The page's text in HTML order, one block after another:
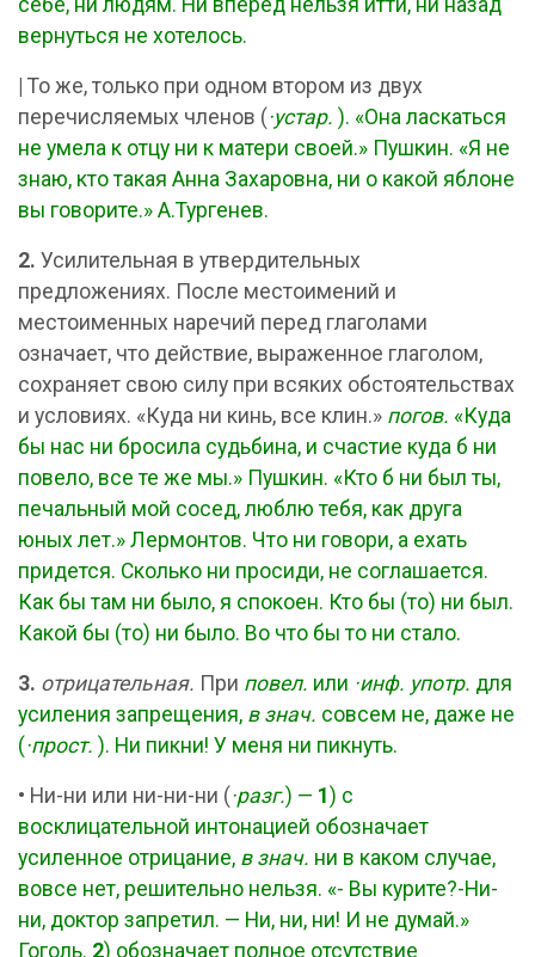
себе, ни людям. Ни вперед нельзя итти, ни назад
вернуться не хотелось.
То же, только при одном втором из двух
перечисляемых членов ( ·устар. ). «Она ласкаться
не умела к отцу ни к матери своей.» Пушкин. «Я не
знаю, кто такая Анна Захаровна, ни о какой яблоне
вы говорите.» А.Тургенев.
2. Усилительная в утвердительных
предложениях. После местоимений и
местоименных наречий перед глаголами
означает, что действие, выраженное глаголом,
сохраняет свою силу при всяких обстоятельствах
и условиях. «Куда ни кинь, все клин.» погов. «Куда
бы нас ни бросила судьбина, и счастие куда б ни
повело, все те же мы.» Пушкин. «Кто б ни был ты,
печальный мой сосед, люблю тебя, как друга
юных лет.» Лермонтов. Что ни говори, а ехать
придется. Сколько ни просиди, не соглашается.
Как бы там ни было, я спокоен. Кто бы (то) ни был.
Какой бы (то) ни было. Во что бы то ни стало.
3. отрицательная. При повел. или ·инф. употр. для
усиления запрещения, в знач. совсем не, даже не
( ·прост. ). Ни пикни! У меня ни пикнуть.
• Ни-ни или ни-ни-ни ( ·разг.) — 1 ) с
восклицательной интонацией обозначает
усиленное отрицание, в знач. ни в каком случае,
вовсе нет, решительно нельзя. «- Вы курите?-Ни-
ни, доктор запретил. — Ни, ни, ни! И не думай.»
Гоголь. 2) обозначает полное отсутствие